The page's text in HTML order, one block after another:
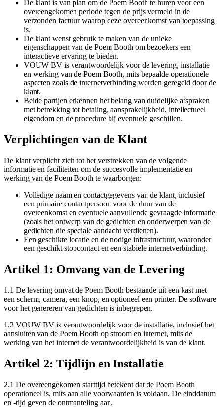
De klant is van plan om de Poem Booth te huren voor een
overeengekomen periode tegen de prijs vermeld in de
verzonden factuur waarop deze overeenkomst van toepassing
is.
De klant wenst gebruik te maken van de unieke
eigenschappen van de Poem Booth om bezoekers een
interactieve ervaring te bieden.
VOUW BV is verantwoordelijk voor de levering, installatie
en werking van de Poem Booth, mits bepaalde operationele
aspecten zoals de internetverbinding worden geregeld door de
klant.
Beide partijen erkennen het belang van duidelijke afspraken
met betrekking tot betaling, aansprakelijkheid, intellectueel
eigendom en de procedure bij eventuele geschillen.
Verplichtingen van de Klant
De klant verplicht zich tot het verstrekken van de volgende
informatie en faciliteiten om de succesvolle implementatie en
werking van de Poem Booth te waarborgen:
Volledige naam en contactgegevens van de klant, inclusief
een primaire contactpersoon voor de duur van de
overeenkomst en eventuele aanvullende gevraagde informatie
(zoals het ontwerp van de gedichten en onderwerpen van de
gedichten die speciale aandacht verdienen).
Een geschikte locatie en de nodige infrastructuur, waaronder
een geschikt stopcontact en een stabiele internetverbinding.
Artikel 1: Omvang van de Levering
1.1 De levering omvat de Poem Booth bestaande uit een kast met
een scherm, camera, een knop, en optioneel een printer. De software
voor het genereren van gedichten is inbegrepen.
1.2 VOUW BV is verantwoordelijk voor de installatie, inclusief het
aansluiten van de Poem Booth op stroom en internet, mits de
werking van het internet de verantwoordelijkheid is van de klant.
Artikel 2: Tijdlijn en Installatie
2.1 De overeengekomen starttijd betekent dat de Poem Booth
operationeel is, mits aan alle voorwaarden is voldaan. De einddatum
en -tijd geven de ontmanteling aan.